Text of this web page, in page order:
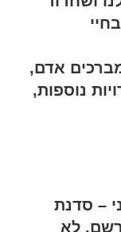
אדם,
נוספות,
– סדנת
להרשם, לא